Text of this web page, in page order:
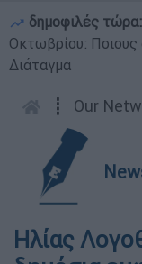
δημοφιλές τώρα:
Οκτωβρίου: Ποιους
Διάταγμα
┋ Our
Ηλίας